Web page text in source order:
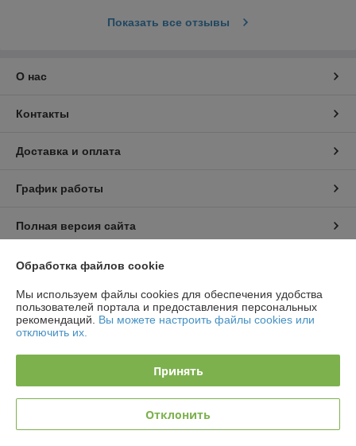
Показать все отзывы
О нас
Контакты
Доставка и оплата
График работы
Полная версия сайта
Политика обработки cookies
Сайт создан на платформе Deal.by
Юридическое лицо:ООО «АльгенаЛайт»
Обработка файлов cookie
Мы используем файлы cookies для обеспечения удобства
пользователей портала и предоставления персональных
рекомендаций. Вы можете настроить файлы cookies или
отключить их.
Принять
Отклонить